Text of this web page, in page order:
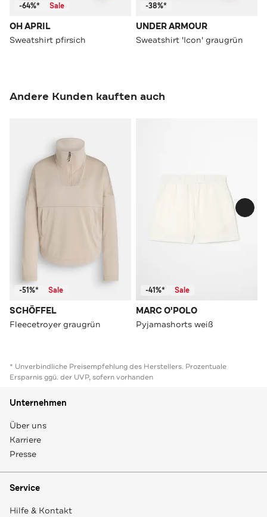
-64%* Sale
OH APRIL
Sweatshirt pfirsich
-38%*
UNDER ARMOUR
Sweatshirt 'Icon' graugrün
Andere Kunden kauften auch
-51%* Sale
SCHÖFFEL
Fleecetroyer graugrün
-41%* Sale
MARC O'POLO
Pyjamashorts weiß
* Unverbindliche Preisempfehlung des Herstellers. Prozentuale
Ersparnis ggü. der UVP, sofern vorhanden
Unternehmen
Über uns
Karriere
Presse
Service
Hilfe & Kontakt